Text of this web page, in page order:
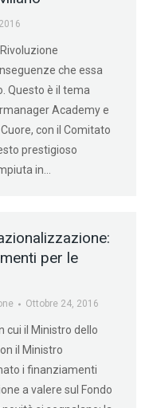
che essa
Questo è il tema
Academy e
con il Comitato
prestigioso
in…
per le
Ottobre 24, 2016
cui il Ministro dello
il Ministro
i finanziamenti
a valere sul Fondo